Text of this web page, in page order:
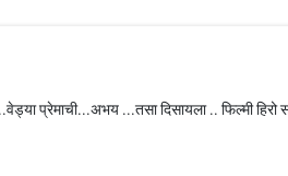
प्रेमाची...अभय ...तसा दिसायला .. फिल्मी